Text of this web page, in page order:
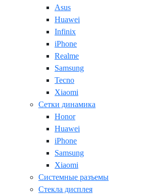
Asus
Huawei
Infinix
iPhone
Realme
Samsung
Tecno
Xiaomi
Сетки динамика
Honor
Huawei
iPhone
Samsung
Xiaomi
Системные разъемы
Стекла дисплея